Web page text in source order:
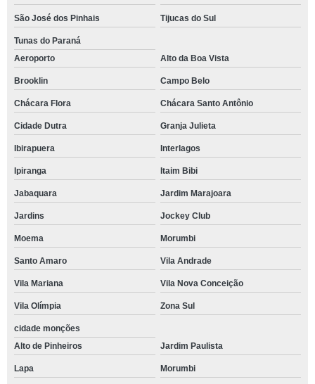
São José dos Pinhais Tijucas do Sul
Tunas do Paraná
Aeroporto
Alto da Boa Vista
Brooklin Campo Belo
Chácara Flora Chácara Santo Antônio
Cidade Dutra Granja Julieta
Ibirapuera Interlagos
Ipiranga Itaim Bibi
Jabaquara Jardim Marajoara
Jardins Jockey Club
Moema Morumbi
Santo Amaro Vila Andrade
Vila Mariana Vila Nova Conceição
Vila Olímpia Zona Sul
cidade monções
Alto de Pinheiros
Jardim Paulista
Lapa Morumbi